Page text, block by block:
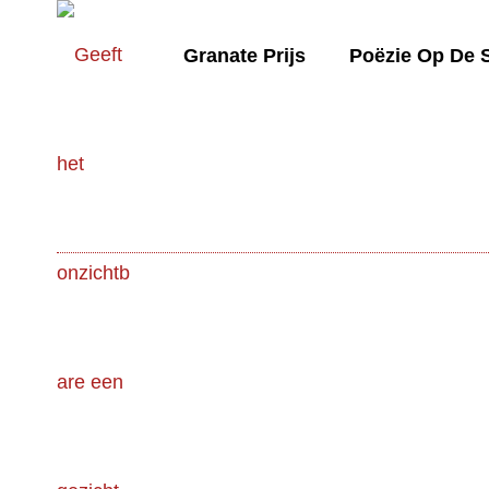
Granate Prijs Poëzie Op De